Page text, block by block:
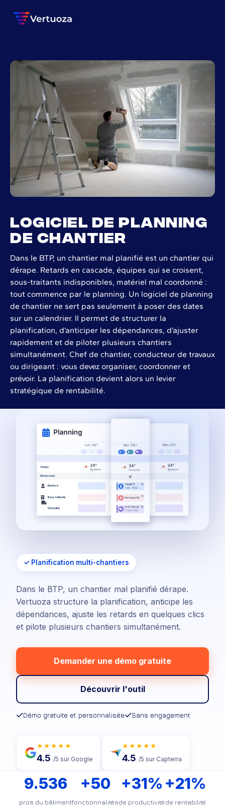
Logiciel de planning
de chantier
Dans le BTP, un chantier mal planifié est un chantier qui
dérape. Retards en cascade, équipes qui se croisent,
sous-traitants indisponibles, matériel mal coordonné :
tout commence par le planning. Un logiciel de planning
de chantier ne sert pas seulement à poser des dates
sur un calendrier. Il permet de structurer la
planification, d’anticiper les dépendances, d’ajuster
rapidement et de piloter plusieurs chantiers
simultanément. Chef de chantier, conducteur de travaux
ou dirigeant : vous devez organiser, coordonner et
prévoir. La planification devient alors un levier
stratégique de rentabilité.
✓ Planification multi-chantiers
Dans le BTP, un chantier mal planifié dérape.
Vertuoza structure la planification, anticipe les
dépendances, ajuste les retards en quelques clics
et pilote plusieurs chantiers simultanément.
Demander une démo gratuite
Découvrir l'outil
Démo gratuite et personnalisée Sans engagement
★★★★★
4.5 /5 sur Google
★★★★★
4.5 /5 sur Capterra
9.536
pros du bâtiment
+50
fonctionnalités
+31%
de productivité
+21%
de rentabilité